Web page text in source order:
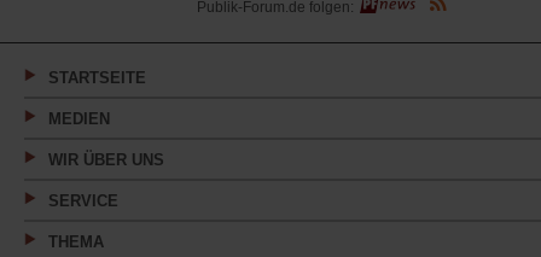
in
neuen
Publik-Forum.de folgen:
STARTSEITE
MEDIEN
WIR ÜBER UNS
SERVICE
THEMA